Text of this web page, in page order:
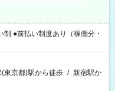
●前払い制度あり（稼働分・
(東京都)駅から徒歩 / 新宿駅か